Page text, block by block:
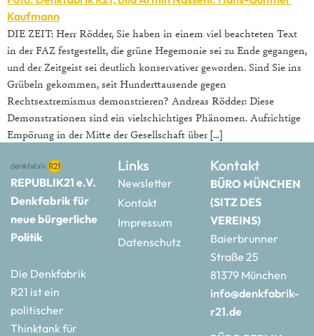
Kaufmann
DIE ZEIT: Herr Rödder, Sie haben in einem viel beachteten Text
in der FAZ festgestellt, die grüne Hegemonie sei zu Ende gegangen,
und der Zeitgeist sei deutlich konservativer geworden. Sind Sie ins
Grübeln gekommen, seit Hunderttausende gegen
Rechtsextremismus demonstrieren? Andreas Rödder: Diese
Demonstrationen sind ein vielschichtiges Phänomen. Aufrichtige
Empörung in der Mitte der Gesellschaft über […]
REPUBLIK21 e.V.
Denkfabrik für
neue bürgerliche
Politik
Die Denkfabrik
R21 ist ein
politischer
Thinktank für
Links
Newsletter
Kontakt
Impressum
Datenschutz
Kontakt
BÜRO MÜNCHEN
(SITZ DES
VEREINS)
Baierbrunner
Straße 25
81379 München
info@denkfabrik-
r21.de